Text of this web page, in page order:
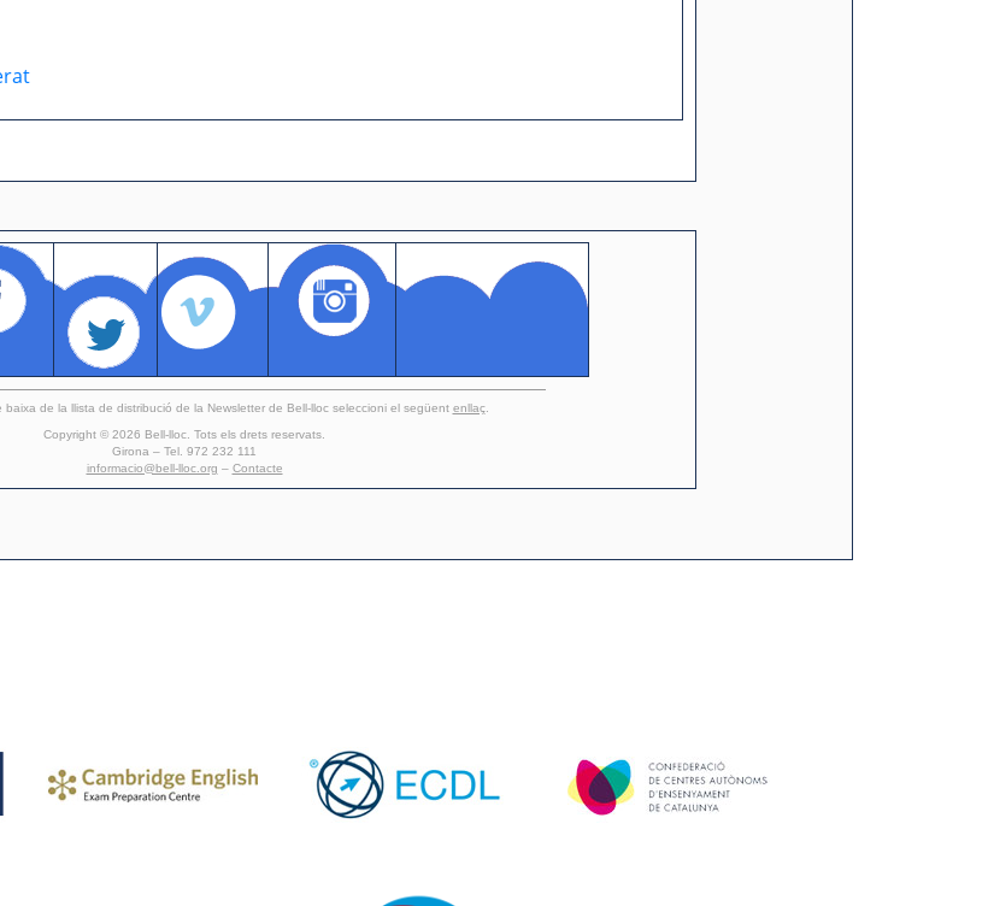
baixa de la llista de distribució de la Newsletter de Bell-lloc seleccioni el següent enllaç.
Copyright © 2026 Bell-lloc. Tots els drets reservats.
Girona – Tel. 972 232 111
informacio@bell-lloc.org – Contacte